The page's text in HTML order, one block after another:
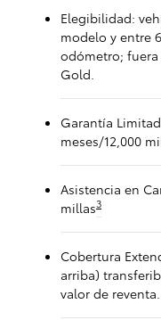
Elegibilidad:
modelo y entre
odómetro;
Gold.
Garantía
meses/12,000
Asistencia en
millas3
Cobertura
arriba)
valor de reventa.